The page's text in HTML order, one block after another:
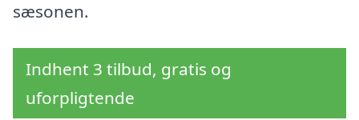
sæsonen.
Indhent 3 tilbud, gratis og
uforpligtende